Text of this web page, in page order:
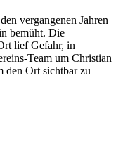
vergangenen Jahren
bemüht. Die
lief Gefahr, in
Team um Christian
den Ort sichtbar zu